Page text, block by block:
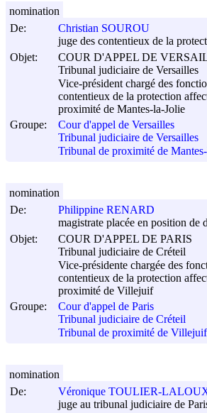
De:
Christian SOUROU
juge des contentieux de la
Objet:
COUR D'APPEL DE
Tribunal judiciaire de Versailles
Vice-président chargé des
contentieux de la protection
proximité de Mantes-la-Jolie
Groupe:
Cour d'appel de Versailles
Tribunal judiciaire de Versailles
Tribunal de proximité de
nomination
De:
Philippine RENARD
magistrate placée en position de
Objet:
COUR D'APPEL DE PARIS
Tribunal judiciaire de Créteil
Vice-présidente chargée des
contentieux de la protection
proximité de Villejuif
Groupe:
Cour d'appel de Paris
Tribunal judiciaire de Créteil
Tribunal de proximité de Villejuif
nomination
De:
Véronique TOULIER-
juge au tribunal judiciaire de
nomination